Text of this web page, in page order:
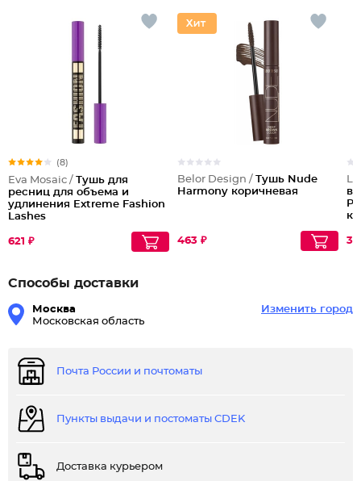
(8)
Eva Mosaic / Тушь для
ресниц для объема и
удлинения Extreme Fashion
Lashes
621 ₽
Belor Design / Тушь Nude
Harmony коричневая
463 ₽
Способы доставки
Москва
Московская область
Изменить город
Почта России и почтоматы
Пункты выдачи и постоматы CDEK
Доставка курьером